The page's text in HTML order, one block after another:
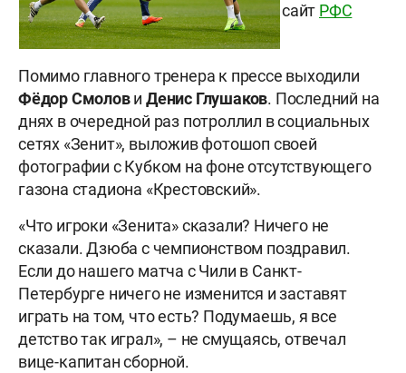
сайт РФС
Помимо главного тренера к прессе выходили
ФёдорСмоловиДенис Глушаков. Последний на
днях в очередной раз потроллил в социальных
сетях «Зенит», выложив фотошоп своей
фотографии с Кубком на фоне отсутствующего
газона стадиона «Крестовский».
«Что игроки «Зенита» сказали? Ничего не
сказали. Дзюба с чемпионством поздравил.
Если до нашего матча с Чили в Санкт-
Петербурге ничего не изменится и заставят
играть на том, что есть? Подумаешь, я все
детство так играл», – не смущаясь, отвечал
вице-капитан сборной.